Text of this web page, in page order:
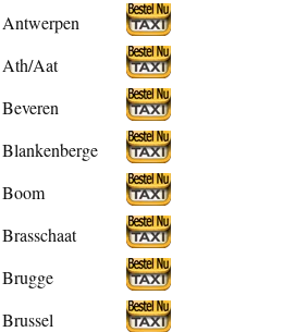
Antwerpen
Ath/Aat
Beveren
Blankenberge
Boom
Brasschaat
Brugge
Brussel